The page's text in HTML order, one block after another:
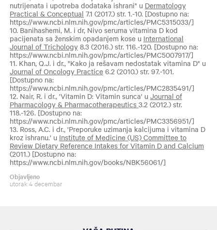
nutrijenata i upotreba dodataka ishrani" u Dermatology
Practical & Conceptual 7.1 (2017.) str. 1.-10. [Dostupno na:
https://www.ncbi.nlm.nih.gov/pmc/articles/PMC5315033/]
10. Banihashemi, M. i dr, Nivo seruma vitamina D kod
pacijenata sa ženskim opadanjem kose u International
Journal of Trichology 8.3 (2016.) str. 116.-120. [Dostupno na:
https://www.ncbi.nlm.nih.gov/pmc/articles/PMC5007917/]
11. Khan, Q.J. i dr., "Kako ja rešavam nedostatak vitamina D" u
Journal of Oncology Practice 6.2 (2010.) str. 97.-101.
[Dostupno na:
https://www.ncbi.nlm.nih.gov/pmc/articles/PMC2835491/]
12. Nair, R. i dr., 'Vitamin D: Vitamin sunca' u Journal of
Pharmacology & Pharmacotherapeutics 3.2 (2012.) str.
118.-126. [Dostupno na:
https://www.ncbi.nlm.nih.gov/pmc/articles/PMC3356951/]
13. Ross, A.C. i dr., 'Preporuke uzimanja kalcijuma i vitamina D
kroz ishranu.' u Institute of Medicine (US) Committee to
Review Dietary Reference Intakes for Vitamin D and Calcium
(2011.) [Dostupno na:
https://www.ncbi.nlm.nih.gov/books/NBK56061/]
Objavljeno
utorak 4 decembar